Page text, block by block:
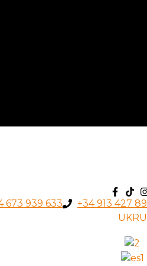
673 939 633 +34 913 427 89
UKRU